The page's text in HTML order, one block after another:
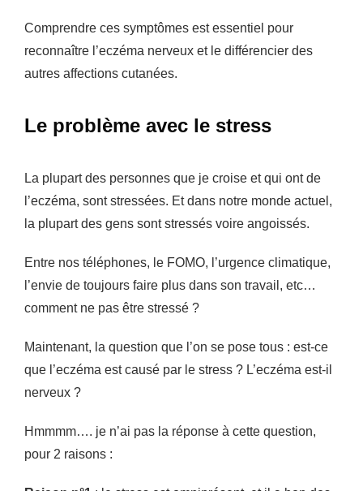
Comprendre ces symptômes est essentiel pour
reconnaître l’eczéma nerveux et le différencier des
autres affections cutanées.
Le problème avec le stress
La plupart des personnes que je croise et qui ont de
l’eczéma, sont stressées. Et dans notre monde actuel,
la plupart des gens sont stressés voire angoissés.
Entre nos téléphones, le FOMO, l’urgence climatique,
l’envie de toujours faire plus dans son travail, etc…
comment ne pas être stressé ?
Maintenant, la question que l’on se pose tous : est-ce
que l’eczéma est causé par le stress ? L’eczéma est-il
nerveux ?
Hmmmm…. je n’ai pas la réponse à cette question,
pour 2 raisons :